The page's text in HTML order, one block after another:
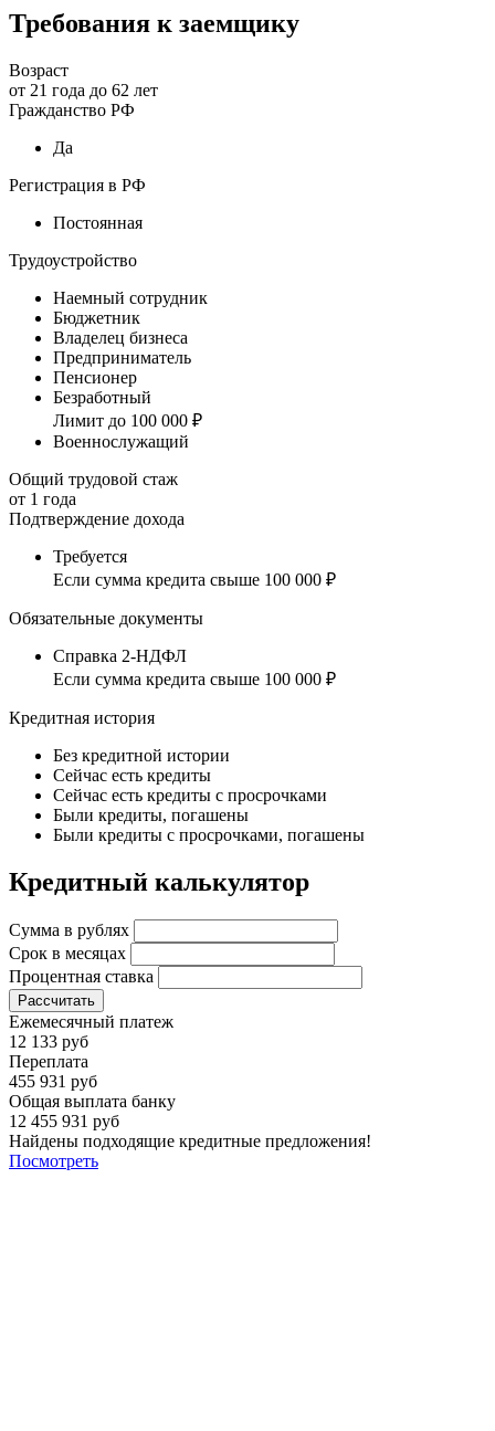
Требования к заемщику
Возраст
от 21 года до 62 лет
Гражданство РФ
Да
Регистрация в РФ
Постоянная
Трудоустройство
Наемный сотрудник
Бюджетник
Владелец бизнеса
Предприниматель
Пенсионер
Безработный
Лимит до 100 000 ₽
Военнослужащий
Общий трудовой стаж
от 1 года
Подтверждение дохода
Требуется
Если сумма кредита свыше 100 000 ₽
Обязательные документы
Справка 2-НДФЛ
Если сумма кредита свыше 100 000 ₽
Кредитная история
Без кредитной истории
Сейчас есть кредиты
Сейчас есть кредиты с просрочками
Были кредиты, погашены
Были кредиты с просрочками, погашены
Кредитный калькулятор
Сумма в рублях
Срок в месяцах
Процентная ставка
Рассчитать
Ежемесячный платеж
12 133 руб
Переплата
455 931 руб
Общая выплата банку
12 455 931 руб
Найдены подходящие кредитные предложения!
Посмотреть